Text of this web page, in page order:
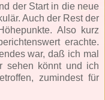
der Start in die neue
Auch der Rest der
Also kurz
erachte.
war, daß ich mal
sehen könnt und ich
zumindest für